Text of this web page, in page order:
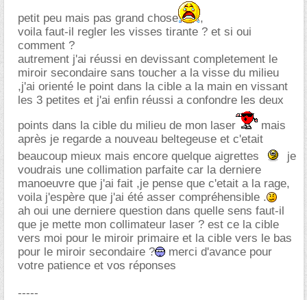
petit peu mais pas grand chose
,
voila faut-il regler les visses tirante ? et si oui
comment ?
autrement j'ai réussi en devissant completement le
miroir secondaire sans toucher a la visse du milieu
,j'ai orienté le point dans la cible a la main en vissant
les 3 petites et j'ai enfin réussi a confondre les deux
points dans la cible du milieu de mon laser
mais
après je regarde a nouveau beltegeuse et c'etait
beaucoup mieux mais encore quelque aigrettes
je
voudrais une collimation parfaite car la derniere
manoeuvre que j'ai fait ,je pense que c'etait a la rage,
voila j'espère que j'ai été asser compréhensible .
ah oui une derniere question dans quelle sens faut-il
que je mette mon collimateur laser ? est ce la cible
vers moi pour le miroir primaire et la cible vers le bas
pour le miroir secondaire ?
merci d'avance pour
votre patience et vos réponses
-----